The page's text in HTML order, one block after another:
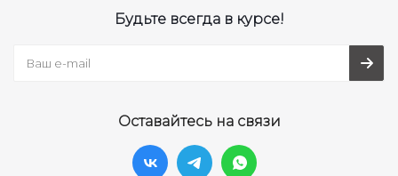
Будьте всегда в курсе!
Оставайтесь на связи